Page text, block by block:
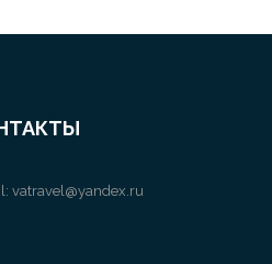
vatravel@yandex.ru